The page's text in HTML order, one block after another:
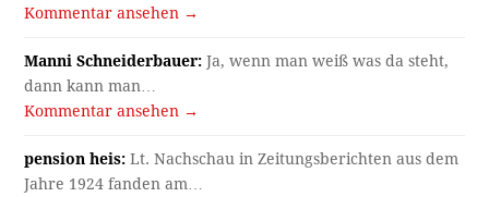
Kommentar ansehen →
Manni Schneiderbauer: Ja, wenn man weiß was da steht,
dann kann man…
Kommentar ansehen →
pension heis: Lt. Nachschau in Zeitungsberichten aus dem
Jahre 1924 fanden am…